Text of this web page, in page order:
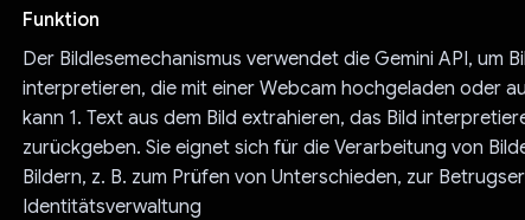
Funktion
Der Bildlesemechanismus verwendet die Gemini API, um
interpretieren, die mit einer Webcam hochgeladen oder
kann 1. Text aus dem Bild extrahieren, das Bild
zurückgeben. Sie eignet sich für die Verarbeitung von
Bildern, z. B. zum Prüfen von Unterschieden, zur
Identitätsverwaltung